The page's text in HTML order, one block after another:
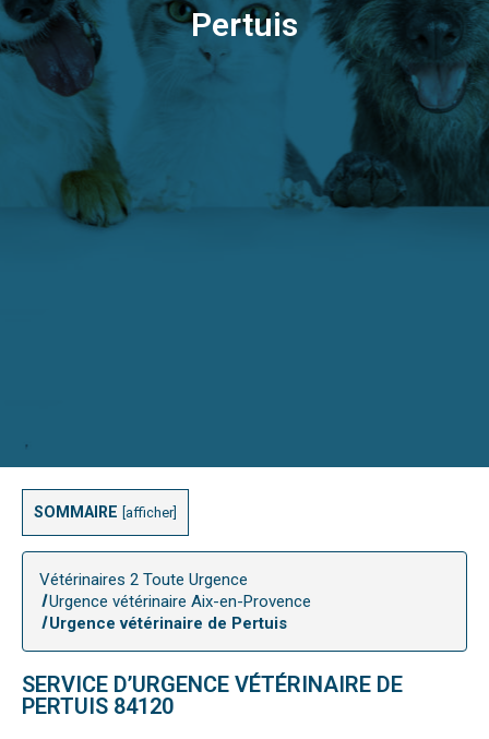
SOMMAIRE afficher
Pertuis
Vétérinaires 2 Toute Urgence
Urgence vétérinaire Aix-en-Provence
Urgence vétérinaire de Pertuis
SERVICE D’URGENCE VÉTÉRINAIRE DE
PERTUIS 84120